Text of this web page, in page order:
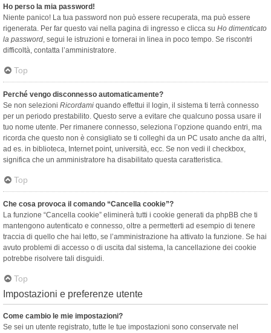
Ho perso la mia password!
Niente panico! La tua password non può essere recuperata, ma può essere
rigenerata. Per far questo vai nella pagina di ingresso e clicca su Ho dimenticato
la password, segui le istruzioni e tornerai in linea in poco tempo. Se riscontri
difficoltà, contatta l’amministratore.
Top
Perché vengo disconnesso automaticamente?
Se non selezioni Ricordami quando effettui il login, il sistema ti terrà connesso
per un periodo prestabilito. Questo serve a evitare che qualcuno possa usare il
tuo nome utente. Per rimanere connesso, seleziona l’opzione quando entri, ma
ricorda che questo non è consigliato se ti colleghi da un PC usato anche da altri,
ad es. in biblioteca, Internet point, università, ecc. Se non vedi il checkbox,
significa che un amministratore ha disabilitato questa caratteristica.
Top
Che cosa provoca il comando “Cancella cookie”?
La funzione “Cancella cookie” eliminerà tutti i cookie generati da phpBB che ti
mantengono autenticato e connesso, oltre a permetterti ad esempio di tenere
traccia di quello che hai letto, se l’amministrazione ha attivato la funzione. Se hai
avuto problemi di accesso o di uscita dal sistema, la cancellazione dei cookie
potrebbe risolvere tali disguidi.
Top
Impostazioni e preferenze utente
Come cambio le mie impostazioni?
Se sei un utente registrato, tutte le tue impostazioni sono conservate nel